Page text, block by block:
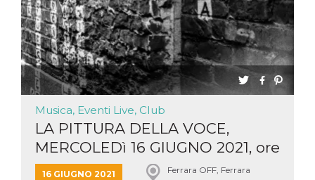
Musica, Eventi Live, Club
LA PITTURA DELLA VOCE,
MERCOLEDì 16 GIUGNO 2021, ore
...16 GIUGNO 2021 Ferrara OFF, Ferrara